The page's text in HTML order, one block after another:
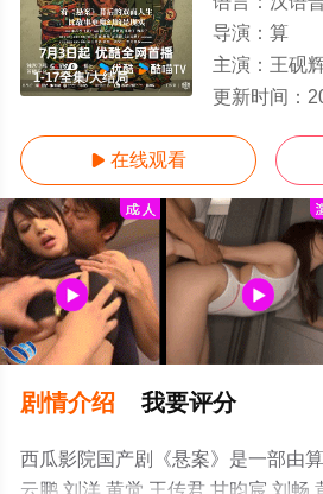
1-17全集/大结局
导演： 算
主演： 王砚辉,岳云鹏,刘洋,黄
更新时间：
 在线观看
剧情介绍 我要评分
西瓜影院国产剧《悬案》是一部由
云鹏,刘洋,黄觉,王传君,甘昀宸,刘畅,